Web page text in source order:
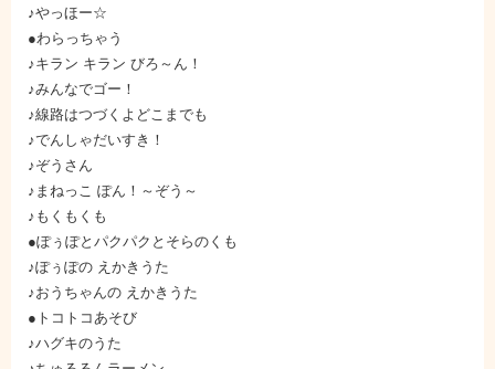
♪やっほー☆
●わらっちゃう
♪キラン キラン びろ～ん！
♪みんなでゴー！
♪線路はつづくよどこまでも
♪でんしゃだいすき！
♪ぞうさん
♪まねっこ ぽん！～ぞう～
♪もくもくも
●ぽぅぽとパクパクとそらのくも
♪ぽぅぽの えかきうた
♪おうちゃんの えかきうた
●トコトコあそび
♪ハグキのうた